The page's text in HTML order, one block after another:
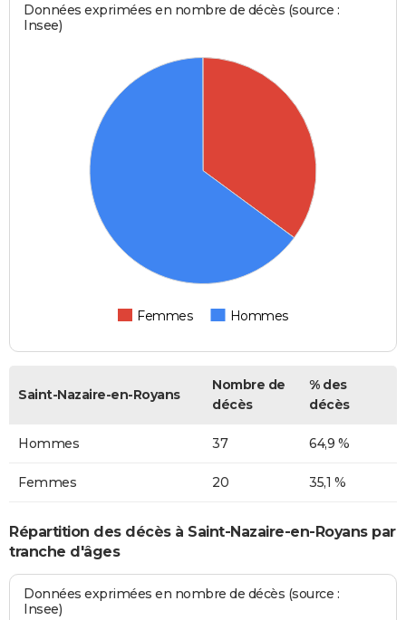
Données exprimées en nombre de décès (source :
Insee)
Femmes Hommes
Saint-Nazaire-en-Royans
Nombre de
décès
% des
décès
Hommes 37 64,9 %
Femmes 20 35,1 %
Répartition des décès à Saint-Nazaire-en-Royans par
tranche d'âges
Données exprimées en nombre de décès (source :
Insee)